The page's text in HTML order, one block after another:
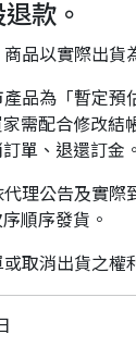
款。
品以實際出貨
品為「暫定預
需配合修改結
單、退還訂金。
理公告及實際
順序發貨。
取消出貨之權